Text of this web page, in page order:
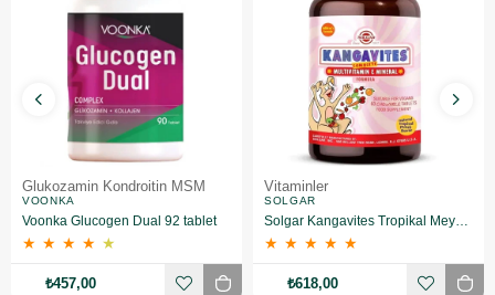
Glukozamin Kondroitin MSM
VOONKA
Voonka Glucogen Dual 92 tablet
★ ★ ★ ★ ★
₺457,00
Vitaminler
SOLGAR
Solgar Kangavites Tropikal Meyve Aromalı 60 Tablet
★ ★ ★ ★ ★
₺618,00